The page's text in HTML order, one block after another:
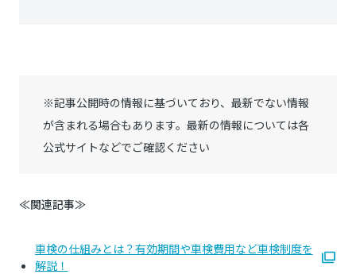
※記事公開時の情報に基づいており、最新でない情報
が含まれる場合もあります。最新の情報については各
公式サイトなどでご確認ください
≪関連記事≫
車検の仕組みとは？有効期間や車検費用など車検制度を
解説！